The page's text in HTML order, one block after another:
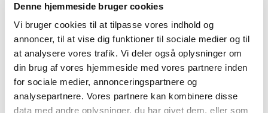
Denne hjemmeside bruger cookies
Vi bruger cookies til at tilpasse vores indhold og
annoncer, til at vise dig funktioner til sociale medier og til
at analysere vores trafik. Vi deler også oplysninger om
din brug af vores hjemmeside med vores partnere inden
for sociale medier, annonceringspartnere og
analysepartnere. Vores partnere kan kombinere disse
data med andre oplysninger, du har givet dem, eller som
Bestsælgende varer i Reptiltilbehør
Spar 18%